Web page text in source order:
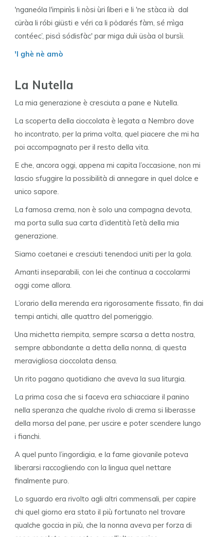
'nganeóla l'impinìs li nòsi ùri lìberi e li 'ne stàca ià dal
cüràa li róbi giüsti e véri ca li pödarés fàm, sé mìga
contéec’, piscì sódisfàc' par miga duìi üsàa ol bursìi.
'l ghè nè amò
La Nutella
La mia generazione è cresciuta a pane e Nutella.
La scoperta della cioccolata è legata a Nembro dove
ho incontrato, per la prima volta, quel piacere che mi ha
poi accompagnato per il resto della vita.
E che, ancora oggi, appena mi capita l’occasione, non mi
lascio sfuggire la possibilità di annegare in quel dolce e
unico sapore.
La famosa crema, non è solo una compagna devota,
ma porta sulla sua carta d’identità l’età della mia
generazione.
Siamo coetanei e cresciuti tenendoci uniti per la gola.
Amanti inseparabili, con lei che continua a coccolarmi
oggi come allora.
L’orario della merenda era rigorosamente fissato, fin dai
tempi antichi, alle quattro del pomeriggio.
Una michetta riempita, sempre scarsa a detta nostra,
sempre abbondante a detta della nonna, di questa
meravigliosa cioccolata densa.
Un rito pagano quotidiano che aveva la sua liturgia.
La prima cosa che si faceva era schiacciare il panino
nella speranza che qualche rivolo di crema si liberasse
della morsa del pane, per uscire e poter scendere lungo
i fianchi.
A quel punto l’ingordigia, e la fame giovanile poteva
liberarsi raccogliendo con la lingua quel nettare
finalmente puro.
Lo sguardo era rivolto agli altri commensali, per capire
chi quel giorno era stato il più fortunato nel trovare
qualche goccia in più, che la nonna aveva per forza di